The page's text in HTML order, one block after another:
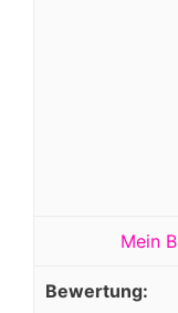
Mein